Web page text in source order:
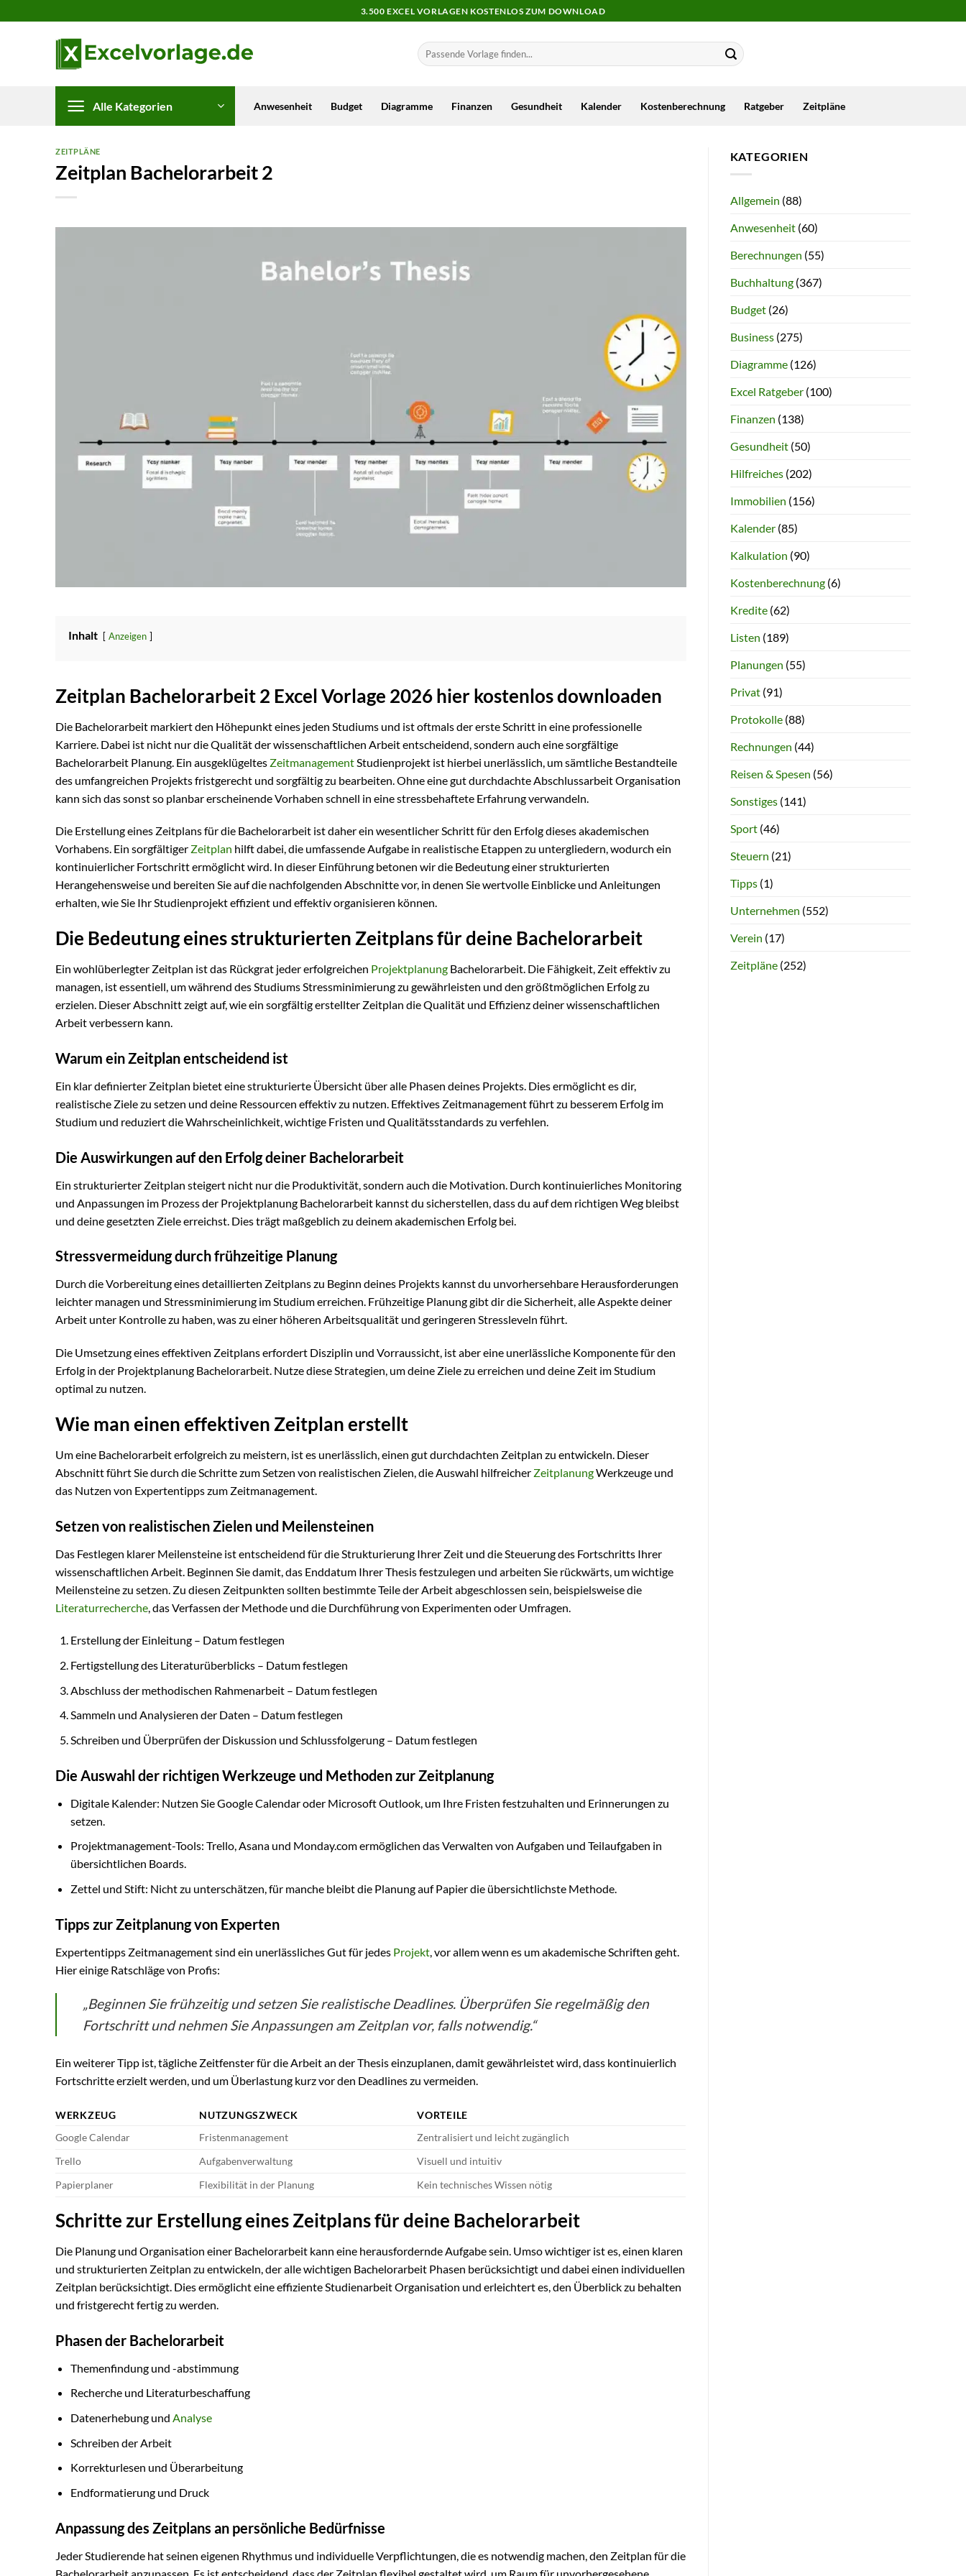
Inhalt
3.500 EXCEL VORLAGEN KOSTENLOS ZUM DOWNLOAD
Alle Kategorien Anwesenheit Budget Diagramme Finanzen Gesundheit Kalender Kostenberechnung Ratgeber Zeitpläne
ZEITPLÄNE
Zeitplan Bachelorarbeit 2
Inhalt Anzeigen
Zeitplan Bachelorarbeit 2 Excel Vorlage 2026 hier kostenlos downloaden
Die Bachelorarbeit markiert den Höhepunkt eines jeden Studiums und ist oftmals der erste Schritt in eine professionelle
Karriere. Dabei ist nicht nur die Qualität der wissenschaftlichen Arbeit entscheidend, sondern auch eine sorgfältige
Bachelorarbeit Planung. Ein ausgeklügeltes Zeitmanagement Studienprojekt ist hierbei unerlässlich, um sämtliche Bestandteile
des umfangreichen Projekts fristgerecht und sorgfältig zu bearbeiten. Ohne eine gut durchdachte Abschlussarbeit Organisation
kann sich das sonst so planbar erscheinende Vorhaben schnell in eine stressbehaftete Erfahrung verwandeln.
Die Erstellung eines Zeitplans für die Bachelorarbeit ist daher ein wesentlicher Schritt für den Erfolg dieses akademischen
Vorhabens. Ein sorgfältiger Zeitplan hilft dabei, die umfassende Aufgabe in realistische Etappen zu untergliedern, wodurch ein
kontinuierlicher Fortschritt ermöglicht wird. In dieser Einführung betonen wir die Bedeutung einer strukturierten
Herangehensweise und bereiten Sie auf die nachfolgenden Abschnitte vor, in denen Sie wertvolle Einblicke und Anleitungen
erhalten, wie Sie Ihr Studienprojekt effizient und effektiv organisieren können.
Die Bedeutung eines strukturierten Zeitplans für deine Bachelorarbeit
Ein wohlüberlegter Zeitplan ist das Rückgrat jeder erfolgreichen Projektplanung Bachelorarbeit. Die Fähigkeit, Zeit effektiv zu
managen, ist essentiell, um während des Studiums Stressminimierung zu gewährleisten und den größtmöglichen Erfolg zu
erzielen. Dieser Abschnitt zeigt auf, wie ein sorgfältig erstellter Zeitplan die Qualität und Effizienz deiner wissenschaftlichen
Arbeit verbessern kann.
Warum ein Zeitplan entscheidend ist
Ein klar definierter Zeitplan bietet eine strukturierte Übersicht über alle Phasen deines Projekts. Dies ermöglicht es dir,
realistische Ziele zu setzen und deine Ressourcen effektiv zu nutzen. Effektives Zeitmanagement führt zu besserem Erfolg im
Studium und reduziert die Wahrscheinlichkeit, wichtige Fristen und Qualitätsstandards zu verfehlen.
Die Auswirkungen auf den Erfolg deiner Bachelorarbeit
Ein strukturierter Zeitplan steigert nicht nur die Produktivität, sondern auch die Motivation. Durch kontinuierliches Monitoring
und Anpassungen im Prozess der Projektplanung Bachelorarbeit kannst du sicherstellen, dass du auf dem richtigen Weg bleibst
und deine gesetzten Ziele erreichst. Dies trägt maßgeblich zu deinem akademischen Erfolg bei.
Stressvermeidung durch frühzeitige Planung
Durch die Vorbereitung eines detaillierten Zeitplans zu Beginn deines Projekts kannst du unvorhersehbare Herausforderungen
leichter managen und Stressminimierung im Studium erreichen. Frühzeitige Planung gibt dir die Sicherheit, alle Aspekte deiner
Arbeit unter Kontrolle zu haben, was zu einer höheren Arbeitsqualität und geringeren Stressleveln führt.
Die Umsetzung eines effektiven Zeitplans erfordert Disziplin und Vorraussicht, ist aber eine unerlässliche Komponente für den
Erfolg in der Projektplanung Bachelorarbeit. Nutze diese Strategien, um deine Ziele zu erreichen und deine Zeit im Studium
optimal zu nutzen.
Wie man einen effektiven Zeitplan erstellt
Um eine Bachelorarbeit erfolgreich zu meistern, ist es unerlässlich, einen gut durchdachten Zeitplan zu entwickeln. Dieser
Abschnitt führt Sie durch die Schritte zum Setzen von realistischen Zielen, die Auswahl hilfreicher ZeitplanungWerkzeuge und
das Nutzen von Expertentipps zum Zeitmanagement.
Setzen von realistischen Zielen und Meilensteinen
Das Festlegen klarer Meilensteine ist entscheidend für die Strukturierung Ihrer Zeit und die Steuerung des Fortschritts Ihrer
wissenschaftlichen Arbeit. Beginnen Sie damit, das Enddatum Ihrer Thesis festzulegen und arbeiten Sie rückwärts, um wichtige
Meilensteine zu setzen. Zu diesen Zeitpunkten sollten bestimmte Teile der Arbeit abgeschlossen sein, beispielsweise die
Literaturrecherche , das Verfassen der Methode und die Durchführung von Experimenten oder Umfragen.
Erstellung der Einleitung – Datum festlegen
Fertigstellung des Literaturüberblicks – Datum festlegen
Abschluss der methodischen Rahmenarbeit – Datum festlegen
Sammeln und Analysieren der Daten – Datum festlegen
Schreiben und Überprüfen der Diskussion und Schlussfolgerung – Datum festlegen
Die Auswahl der richtigen Werkzeuge und Methoden zur Zeitplanung
Digitale Kalender: Nutzen Sie Google Calendar oder Microsoft Outlook, um Ihre Fristen festzuhalten und Erinnerungen zu
setzen.
Projektmanagement-Tools: Trello, Asana und Monday.com ermöglichen das Verwalten von Aufgaben und Teilaufgaben in
übersichtlichen Boards.
Zettel und Stift: Nicht zu unterschätzen, für manche bleibt die Planung auf Papier die übersichtlichste Methode.
Tipps zur Zeitplanung von Experten
Expertentipps Zeitmanagement sind ein unerlässliches Gut für jedes Projekt , vor allem wenn es um akademische Schriften geht.
Hier einige Ratschläge von Profis:
„Beginnen Sie frühzeitig und setzen Sie realistische Deadlines. Überprüfen Sie regelmäßig den
Fortschritt und nehmen Sie Anpassungen am Zeitplan vor, falls notwendig.“
Ein weiterer Tipp ist, tägliche Zeitfenster für die Arbeit an der Thesis einzuplanen, damit gewährleistet wird, dass kontinuierlich
Fortschritte erzielt werden, und um Überlastung kurz vor den Deadlines zu vermeiden.
WERKZEUG NUTZUNGSZWECK
VORTEILE
Google Calendar
Fristenmanagement
Zentralisiert und leicht zugänglich
Trello
Aufgabenverwaltung
Visuell und intuitiv
Papierplaner
Flexibilität in der Planung Kein technisches Wissen nötig
Schritte zur Erstellung eines Zeitplans für deine Bachelorarbeit
Die Planung und Organisation einer Bachelorarbeit kann eine herausfordernde Aufgabe sein. Umso wichtiger ist es, einen klaren
und strukturierten Zeitplan zu entwickeln, der alle wichtigen Bachelorarbeit Phasen berücksichtigt und dabei einen individuellen
Zeitplan berücksichtigt. Dies ermöglicht eine effiziente Studienarbeit Organisation und erleichtert es, den Überblick zu behalten
und fristgerecht fertig zu werden.
Phasen der Bachelorarbeit
Themenfindung und -abstimmung
Recherche und Literaturbeschaffung
Datenerhebung und Analyse
Schreiben der Arbeit
Korrekturlesen und Überarbeitung
Endformatierung und Druck
Anpassung des Zeitplans an persönliche Bedürfnisse
Jeder Studierende hat seinen eigenen Rhythmus und individuelle Verpflichtungen, die es notwendig machen, den Zeitplan für die
Bachelorarbeit anzupassen. Es ist entscheidend, dass der Zeitplan flexibel gestaltet wird, um Raum für unvorhergesehene
KATEGORIEN
Allgemein (88)
Anwesenheit(60)
Berechnungen (55)
Buchhaltung(367)
Budget(26)
Business(275)
Diagramme(126)
Excel Ratgeber(100)
Finanzen (138)
Gesundheit(50)
Hilfreiches(202)
Immobilien (156)
Kalender(85)
Kalkulation (90)
Kostenberechnung(6)
Kredite(62)
Listen (189)
Planungen (55)
Privat(91)
Protokolle(88)
Rechnungen (44)
Reisen & Spesen (56)
Sonstiges(141)
Sport(46)
Steuern (21)
Tipps(1)
Unternehmen (552)
Verein (17)
Zeitpläne(252)